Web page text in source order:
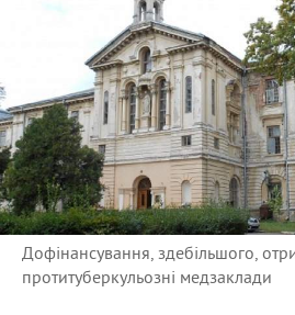
Дофінансування, здебільшого,
протитуберкульозні медзаклади